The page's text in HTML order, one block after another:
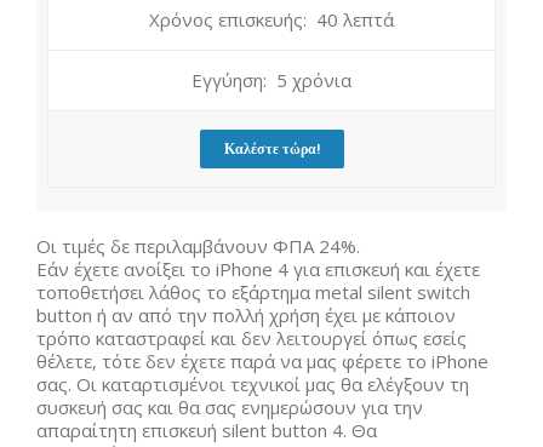
Χρόνος επισκευής: 40 λεπτά
Εγγύηση: 5 χρόνια
Καλέστε τώρα!
Οι τιμές δε περιλαμβάνουν ΦΠΑ 24%.
Εάν έχετε ανοίξει το iPhone 4 για επισκευή και έχετε
τοποθετήσει λάθος το εξάρτημα metal silent switch
button ή αν από την πολλή χρήση έχει με κάποιον
τρόπο καταστραφεί και δεν λειτουργεί όπως εσείς
θέλετε, τότε δεν έχετε παρά να μας φέρετε το iPhone
σας. Οι καταρτισμένοι τεχνικοί μας θα ελέγξουν τη
συσκευή σας και θα σας ενημερώσουν για την
απαραίτητη επισκευή silent button 4. Θα